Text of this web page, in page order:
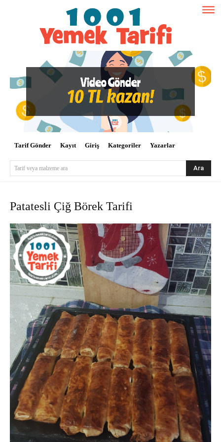
Tarif Gönder Kayıt Giriş Kategoriler Yazarlar
Tarif veya malzeme ara Ara
Patatesli Çiğ Börek Tarifi